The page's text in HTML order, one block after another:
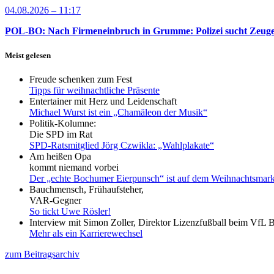
04.08.2026 – 11:17
POL-BO: Nach Firmeneinbruch in Grumme: Polizei sucht
Meist gelesen
Freude schenken zum Fest
Tipps für weihnachtliche Präsente
Entertainer mit Herz und Leidenschaft
Michael Wurst ist ein „Chamäleon der Musik“
Politik-Kolumne:
Die SPD im Rat
SPD-Ratsmitglied Jörg Czwikla: „Wahlplakate“
Am heißen Opa
kommt niemand vorbei
Der „echte Bochumer Eierpunsch“ ist auf dem
Bauchmensch, Frühaufsteher,
VAR-Gegner
So tickt Uwe Rösler!
Interview mit Simon Zoller, Direktor Lizenzfußball beim VfL
Mehr als ein Karrierewechsel
zum Beitragsarchiv